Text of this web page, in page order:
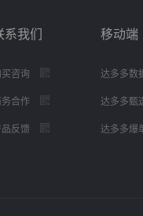
系我们
买咨询
务合作
品反馈
移动端
达多多数
达多多甄
达多多爆